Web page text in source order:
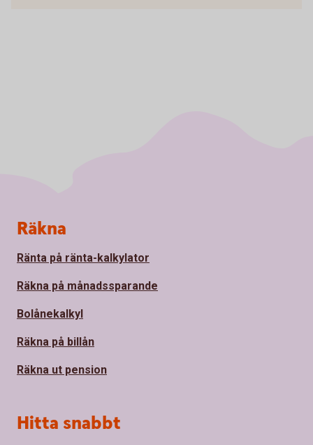
Sidfot
Räkna
Ränta på ränta-kalkylator
Räkna på månadssparande
Bolånekalkyl
Räkna på billån
Räkna ut pension
Hitta snabbt